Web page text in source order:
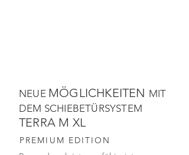
NEUE MÖGLICHKEITEN MIT
DEM SCHIEBETÜRSYSTEM
TERRA M XL
PREMIUM EDITION